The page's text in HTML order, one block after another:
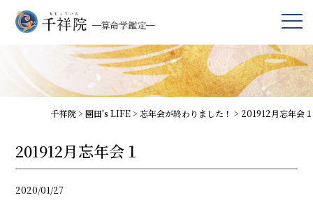
千祥院> 園田's LIFE> 忘年会が終わりました！ > 201912月忘年会１
201912月忘年会１
2020/01/27